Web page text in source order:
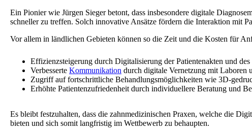
Ein Pionier wie Jürgen Sieger betont, dass insbesondere digitale
schneller zu treffen. Solch innovative Ansätze fördern die Interaktion mit
Vor allem in ländlichen Gebieten können so die Zeit und die Kosten für
Effizienzsteigerung durch Digitalisierung der Patientenakten und des
Verbesserte Kommunikation durch digitale Vernetzung mit Laboren
Zugriff auf fortschrittliche Behandlungsmöglichkeiten wie 3D-
Erhöhte Patientenzufriedenheit durch individuellere Beratung und
Es bleibt festzuhalten, dass die zahnmedizinischen Praxen, welche die
bieten und sich somit langfristig im Wettbewerb zu behaupten.